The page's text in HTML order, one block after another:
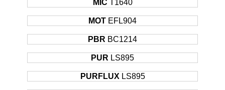
MIC T1640
MOT EFL904
PBR BC1214
PUR LS895
PURFLUX LS895